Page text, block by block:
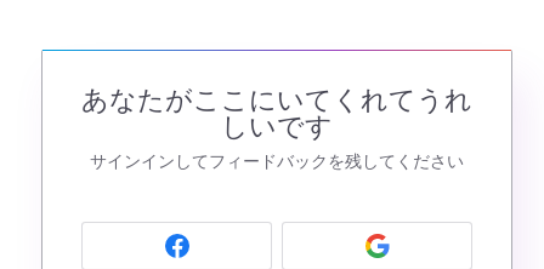
あなたがここにいてくれてうれ
しいです
サインインしてフィードバックを残してください